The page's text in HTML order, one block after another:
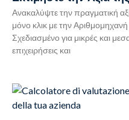
Ανακαλύψτε την πραγματική
μόνο κλικ με την
Σχεδιασμένο για μικρές και
επιχειρήσεις και